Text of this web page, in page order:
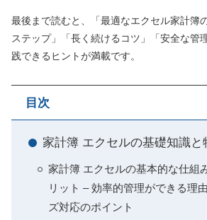
最後まで読むと、「最適なエクセル家計簿
ステップ」「長く続けるコツ」「安全な管
践できるヒントが満載です。
目次
家計簿 エクセルの基礎知識
家計簿 エクセルの基本的な仕組
リット – 効率的管理ができる理
ズ対応のポイント